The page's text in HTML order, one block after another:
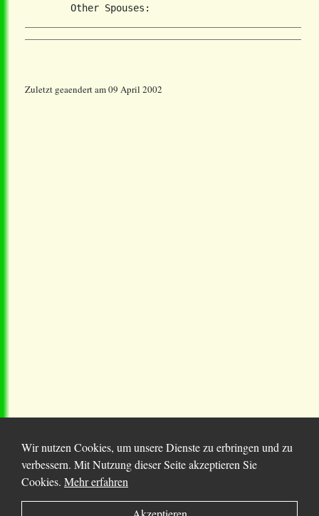
Zuletzt geaendert am 09 April 2002
© 2025 Chortitza.org | Supported byD. F. Plett
Wir nutzen Cookies, um unsere Dienste zu erbringen und zu
verbessern. Mit Nutzung dieser Seite akzeptieren Sie
Cookies. Mehr erfahren